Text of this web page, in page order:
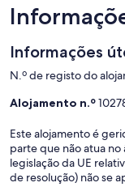
Informações
N.º de registo do
Alojamento n.º
Este alojamento é
parte que não atua
legislação da UE
de resolução) não se